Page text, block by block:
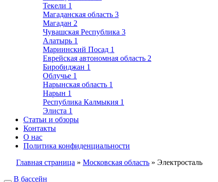
Текели 1
Магаданская область 3
Магадан 2
Чувашская Республика 3
Алатырь 1
Мариинский Посад 1
Еврейская автономная область 2
Биробиджан 1
Облучье 1
Нарынская область 1
Нарын 1
Республика Калмыкия 1
Элиста 1
Статьи и обзоры
Контакты
О нас
Политика конфиденциальности
Главная страница » Московская область » Электросталь
В бассейн